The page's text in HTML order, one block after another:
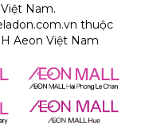
Nam.
thuộc
Aeon Việt Nam